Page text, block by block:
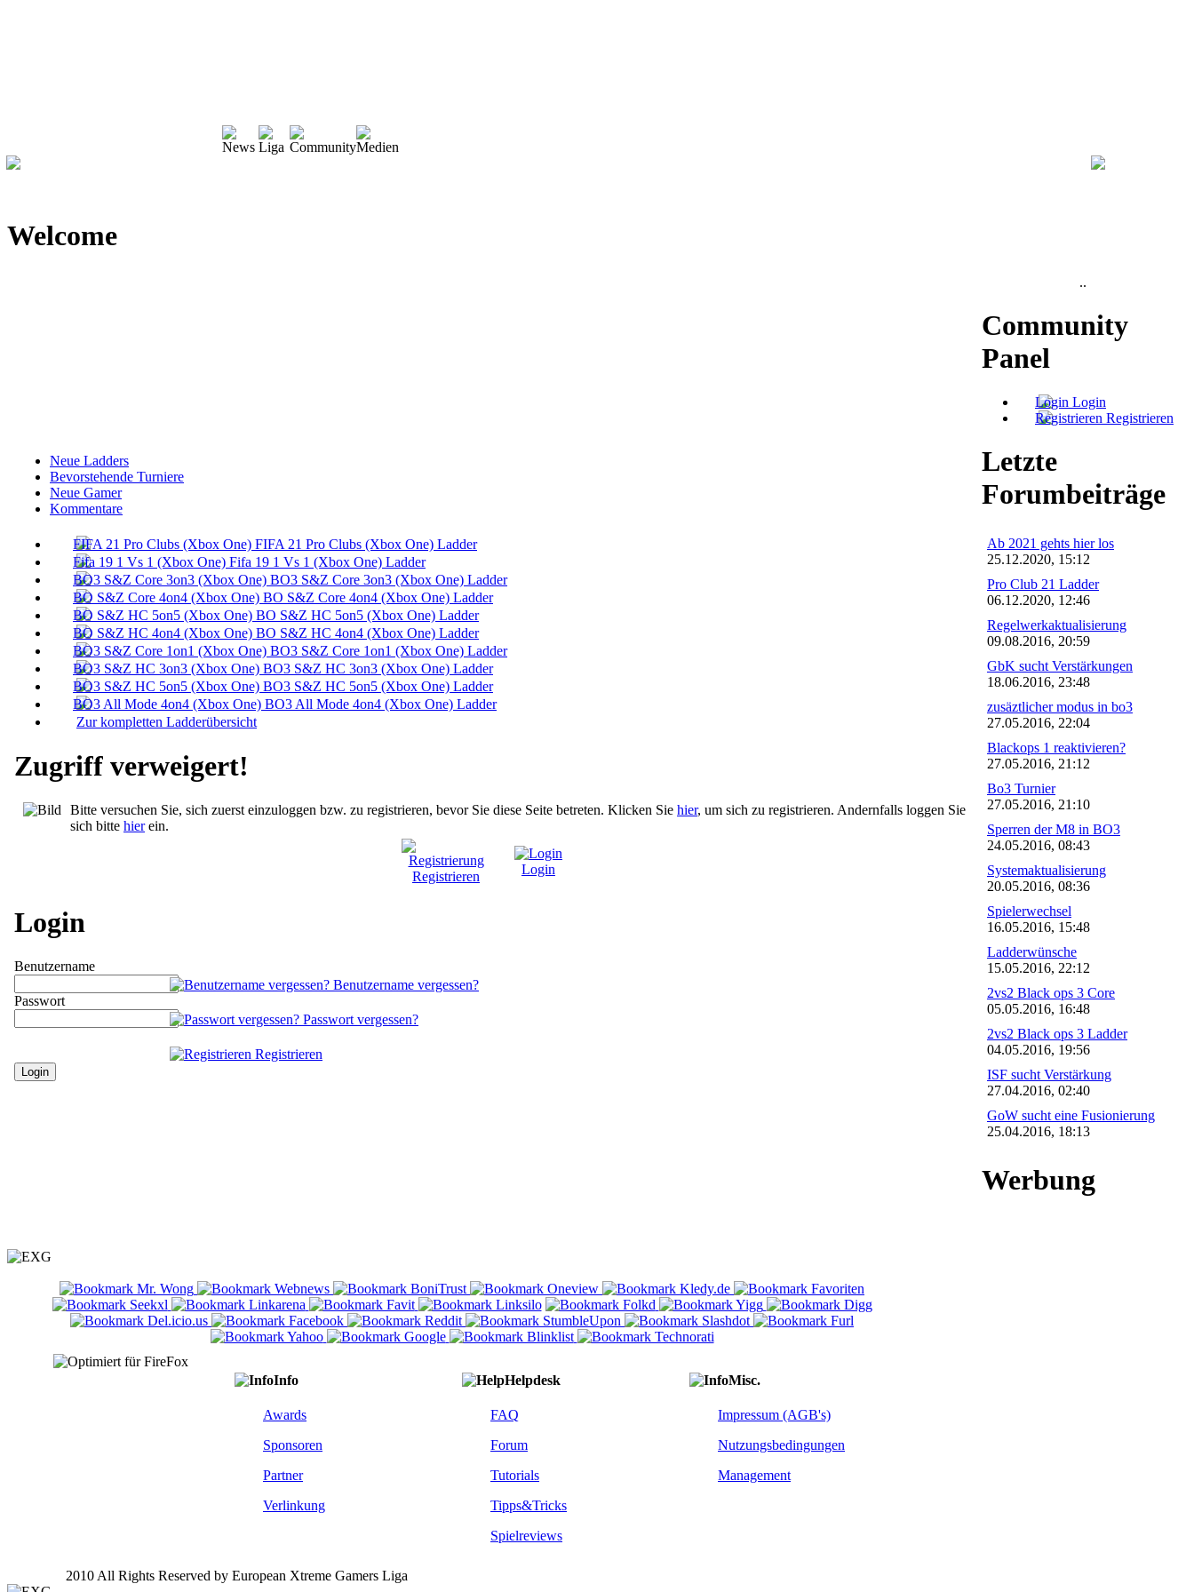
Welcome
Neue Ladders
Bevorstehende Turniere
Neue Gamer
Kommentare
FIFA 21 Pro Clubs (Xbox One) Ladder
Fifa 19 1 Vs 1 (Xbox One) Ladder
BO3 S&Z Core 3on3 (Xbox One) Ladder
BO S&Z Core 4on4 (Xbox One) Ladder
BO S&Z HC 5on5 (Xbox One) Ladder
BO S&Z HC 4on4 (Xbox One) Ladder
BO3 S&Z Core 1on1 (Xbox One) Ladder
BO3 S&Z HC 3on3 (Xbox One) Ladder
BO3 S&Z HC 5on5 (Xbox One) Ladder
BO3 All Mode 4on4 (Xbox One) Ladder
Zur kompletten Ladderübersicht
Zugriff verweigert!
Bitte versuchen Sie, sich zuerst einzuloggen bzw. zu registrieren, bevor Sie diese Seite betreten. Klicken Sie hier, um sich zu registrieren. Andernfalls loggen Sie
sich bitte hierein.
Registrieren Login
Login
Benutzername
Benutzername vergessen?
Passwort
Passwort vergessen?
Registrieren
..
Community
Panel
Login
Registrieren
Letzte
Forumbeiträge
Ab 2021 gehts hier los
25.12.2020, 15:12
Pro Club 21 Ladder
06.12.2020, 12:46
Regelwerkaktualisierung
09.08.2016, 20:59
GbK sucht Verstärkungen
18.06.2016, 23:48
zusäztlicher modus in bo3
27.05.2016, 22:04
Blackops 1 reaktivieren?
27.05.2016, 21:12
Bo3 Turnier
27.05.2016, 21:10
Sperren der M8 in BO3
24.05.2016, 08:43
Systemaktualisierung
20.05.2016, 08:36
Spielerwechsel
16.05.2016, 15:48
Ladderwünsche
15.05.2016, 22:12
2vs2 Black ops 3 Core
05.05.2016, 16:48
2vs2 Black ops 3 Ladder
04.05.2016, 19:56
ISF sucht Verstärkung
27.04.2016, 02:40
GoW sucht eine Fusionierung
25.04.2016, 18:13
Werbung
Info
Awards
Sponsoren
Partner
Verlinkung
Helpdesk
FAQ
Forum
Tutorials
Tipps&Tricks
Spielreviews
Misc.
Impressum (AGB's)
Nutzungsbedingungen
Management
2010 All Rights Reserved by European Xtreme Gamers Liga